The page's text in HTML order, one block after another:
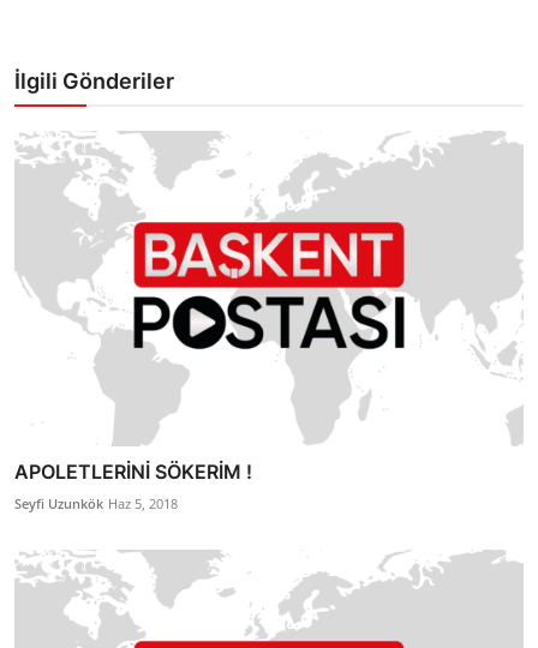
İlgili Gönderiler
APOLETLERİNİ SÖKERİM !
Seyfi Uzunkök Haz 5, 2018